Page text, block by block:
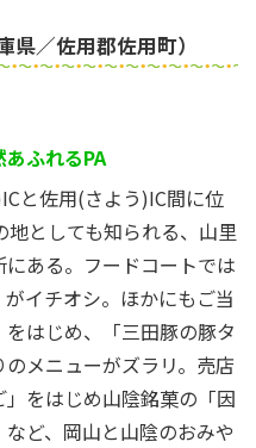
県／佐用郡佐用町）
ふれるPA
と佐用(さよう)IC間に位
地としても知られる、山里
ある。フードコートでは
がイチオシ。ほかにもご当
はじめ、「三田豚の豚タ
メニューがズラリ。売店
をはじめ山陰銘菓の「因
ど、岡山と山陰のおみや